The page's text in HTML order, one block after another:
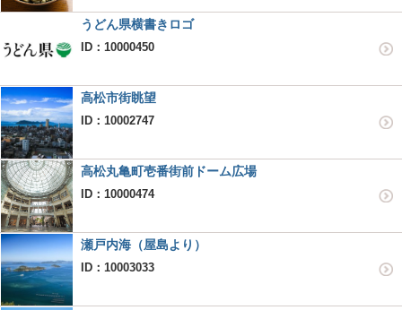
うどん県横書きロゴ
ID：10000450
高松市街眺望
ID：10002747
高松丸亀町壱番街前ドーム広場
ID：10000474
瀬戸内海（屋島より）
ID：10003033